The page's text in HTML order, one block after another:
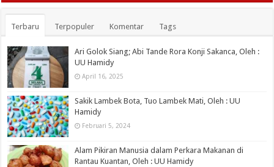
Terbaru Terpopuler Komentar Tags
Ari Golok Siang; Abi Tande Rora Konji Sakanca, Oleh :
UU Hamidy
April 16, 2025
Sakik Lambek Bota, Tuo Lambek Mati, Oleh : UU
Hamidy
Februari 5, 2024
Alam Pikiran Manusia dalam Perkara Makanan di
Rantau Kuantan, Oleh : UU Hamidy